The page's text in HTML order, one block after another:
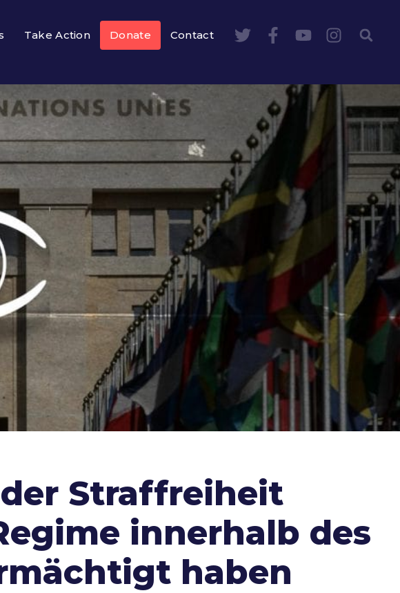
Take Action Donate Contact
Straffreiheit
innerhalb des
haben